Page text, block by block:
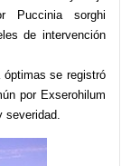
Puccinia sorghi
de intervención
se registró
por Exserohilum